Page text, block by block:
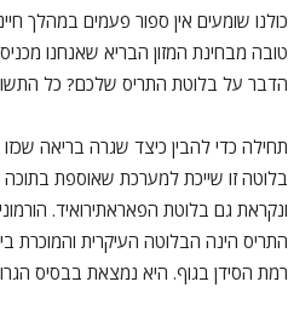
כולנו שומעים אין ספור פעמים במהלך
טובה מבחינת המזון הבריא שאנחנו
הדבר על בלוטת התריס שלכם? כל
תחילה כדי להבין כיצד שגרה בריאה
בלוטה זו שייכת למערכת שאוספת בתוכה
ונקראת גם בלוטת הפאראתירואיד.
התריס הינה הבלוטה העיקרית והמוכרת
רמת הסידן בגוף. היא נמצאת בבסיס